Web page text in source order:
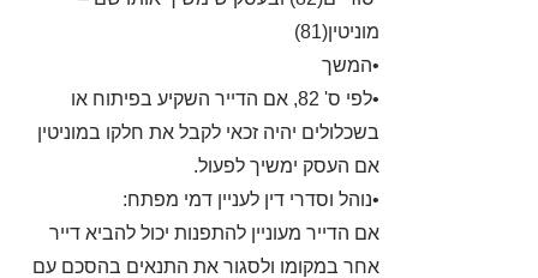
מוניטין(81)
•המשך
•לפי ס' 82, אם הדייר השקיע בפיתוח או
בשכלולים יהיה זכאי לקבל את חלקו במוניטין
אם העסק ימשיך לפעול.
•נוהל וסדרי דין לעניין דמי מפתח:
אם הדייר מעוניין להתפנות יכול להביא דייר
אחר במקומו ולסגור את התנאים בהסכם עם